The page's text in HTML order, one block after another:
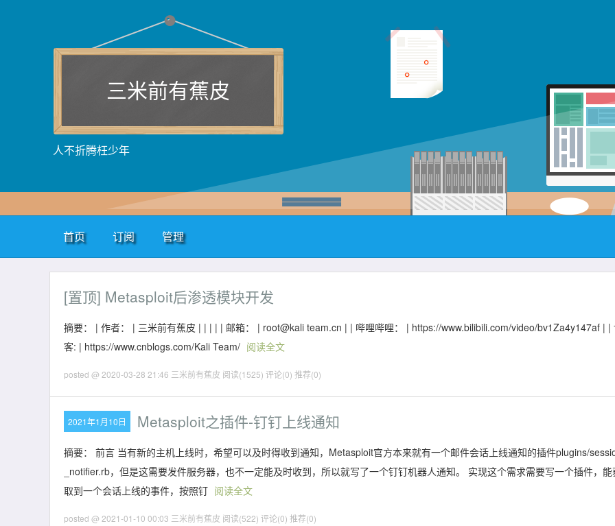
三米前有蕉皮
人不折腾枉少年
首页 订阅 管理
[置顶] Metasploit后渗透模块开发
摘要： | 作者： | 三米前有蕉皮 | | | | | 邮箱： | root@kali team.cn | | 哔哩哔哩： | https://www.bilibili.com/video/bv1Za4y147af | |
客: | https://www.cnblogs.com/Kali Team/ 阅读全文
posted @ 2020-03-28 21:46 三米前有蕉皮 阅读(1525) 评论(0) 推荐(0)
2021年1月10日 Metasploit之插件-钉钉上线通知
摘要： 前言 当有新的主机上线时，希望可以及时得收到通知，Metasploit官方本来就有一个邮件会话上线通知的插件plugins/
_notifier.rb，但是这需要发件服务器，也不一定能及时收到，所以就写了一个钉钉机器人通知。 实现这个需求需要写一个插件，能
取到一个会话上线的事件，按照钉 阅读全文
posted @ 2021-01-10 00:03 三米前有蕉皮 阅读(522) 评论(0) 推荐(0)